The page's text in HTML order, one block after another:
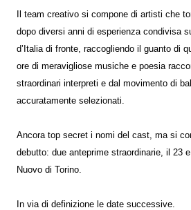
Il team creativo si compone di artisti che
dopo diversi anni di esperienza condivisa
d’Italia di fronte, raccogliendo il guanto di
ore di meravigliose musiche e poesia
straordinari interpreti e dal movimento di
accuratamente selezionati.
Ancora top secret i nomi del cast, ma si
debutto: due anteprime straordinarie, il 23
Nuovo di Torino.
In via di definizione le date successive.